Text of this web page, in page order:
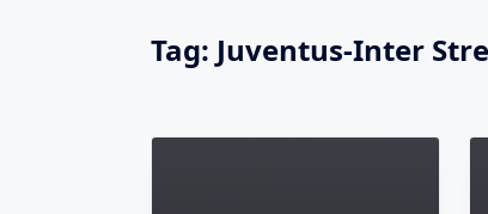
Tag: Juventus-Inter